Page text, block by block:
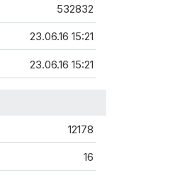
532832
23.06.16 15:21
23.06.16 15:21
12178
16